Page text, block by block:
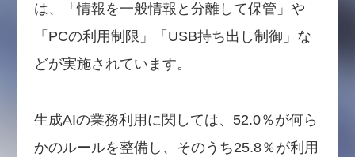
は、「情報を一般情報と分離して保管」や
「PCの利用制限」「USB持ち出し制御」な
どが実施されています。
生成AIの業務利用に関しては、52.0％が何ら
かのルールを整備し、そのうち25.8％が利用